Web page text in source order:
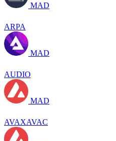
MAD
ARPA
MAD
AUDIO
MAD
AVAXAVAC